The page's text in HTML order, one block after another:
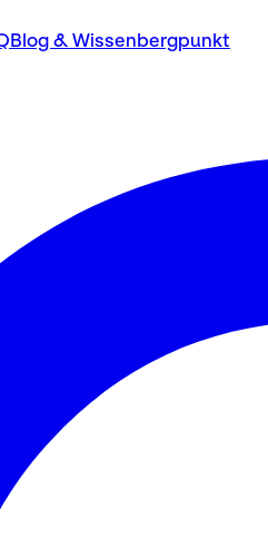
Blog & Wissenbergpunkt